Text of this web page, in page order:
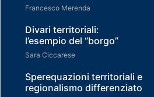
Francesco Merenda
Divari territoriali:
l’esempio del “borgo”
Sara Ciccarese
Sperequazioni territoriali e
regionalismo differenziato